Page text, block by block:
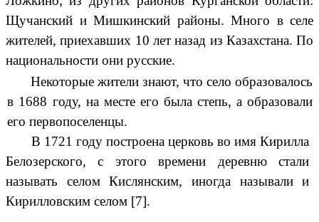
Щучанский и Мишкинский районы. Много в селе
жителей, приехавших 10 лет назад из Казахстана. По
национальности они русские.
Некоторые жители знают, что село образовалось
в 1688 году, на месте его была степь, а образовали
его первопоселенцы.
В 1721 году построена церковь во имя Кирилла
Белозерского, с этого времени деревню стали
называть селом Кислянским, иногда называли и
Кирилловским селом [7].